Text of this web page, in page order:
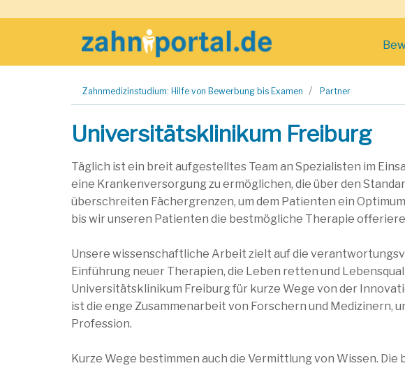
Zahnmedizinstudium: Hilfe von Bewerbung bis Examen Partner
Universitätsklinikum Freiburg
Täglich ist ein breit aufgestelltes Team an Spezialisten im
eine Krankenversorgung zu ermöglichen, die über den
überschreiten Fächergrenzen, um dem Patienten ein
bis wir unseren Patienten die bestmögliche Therapie
Unsere wissenschaftliche Arbeit zielt auf die
Einführung neuer Therapien, die Leben retten und
Universitätsklinikum Freiburg für kurze Wege von der
ist die enge Zusammenarbeit von Forschern und Medizinern,
Profession.
Kurze Wege bestimmen auch die Vermittlung von Wissen.